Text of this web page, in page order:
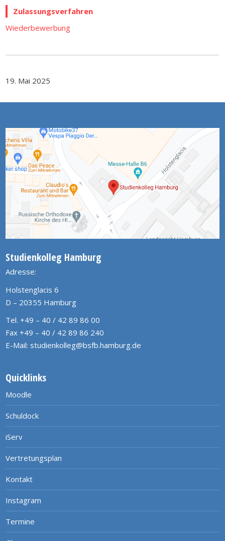
Zulassungsverfahren
Wiederbewerbung
19. Mai 2025
Studienkolleg Hamburg
Adresse:
Holstenglacis 6
D – 20355 Hamburg
Tel. +49 – 40 / 42 89 86 00
Fax +49 – 40 / 42 89 86 240
E-Mail: studienkolleg@bsfb.hamburg.de
Quicklinks
Moodle
Schuldock
iServ
Vertretungsplan
Kontakt
Instagram
Termine